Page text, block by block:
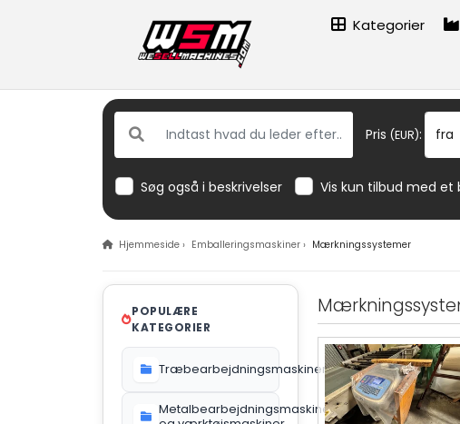
Kategorier
Pris (EUR): fra
Søg også i beskrivelser Vis kun tilbud med et
Hjemmeside › Emballeringsmaskiner › Mærkningssystemer
POPULÆRE
KATEGORIER
Træbearbejdningsmaskiner 612
Metalbearbejdningsmaskiner 119